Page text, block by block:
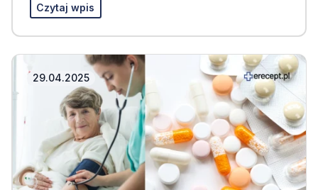
Czytaj wpis
29.04.2025